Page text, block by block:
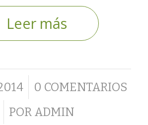
Leer más
0 COMENTARIOS
POR ADMIN